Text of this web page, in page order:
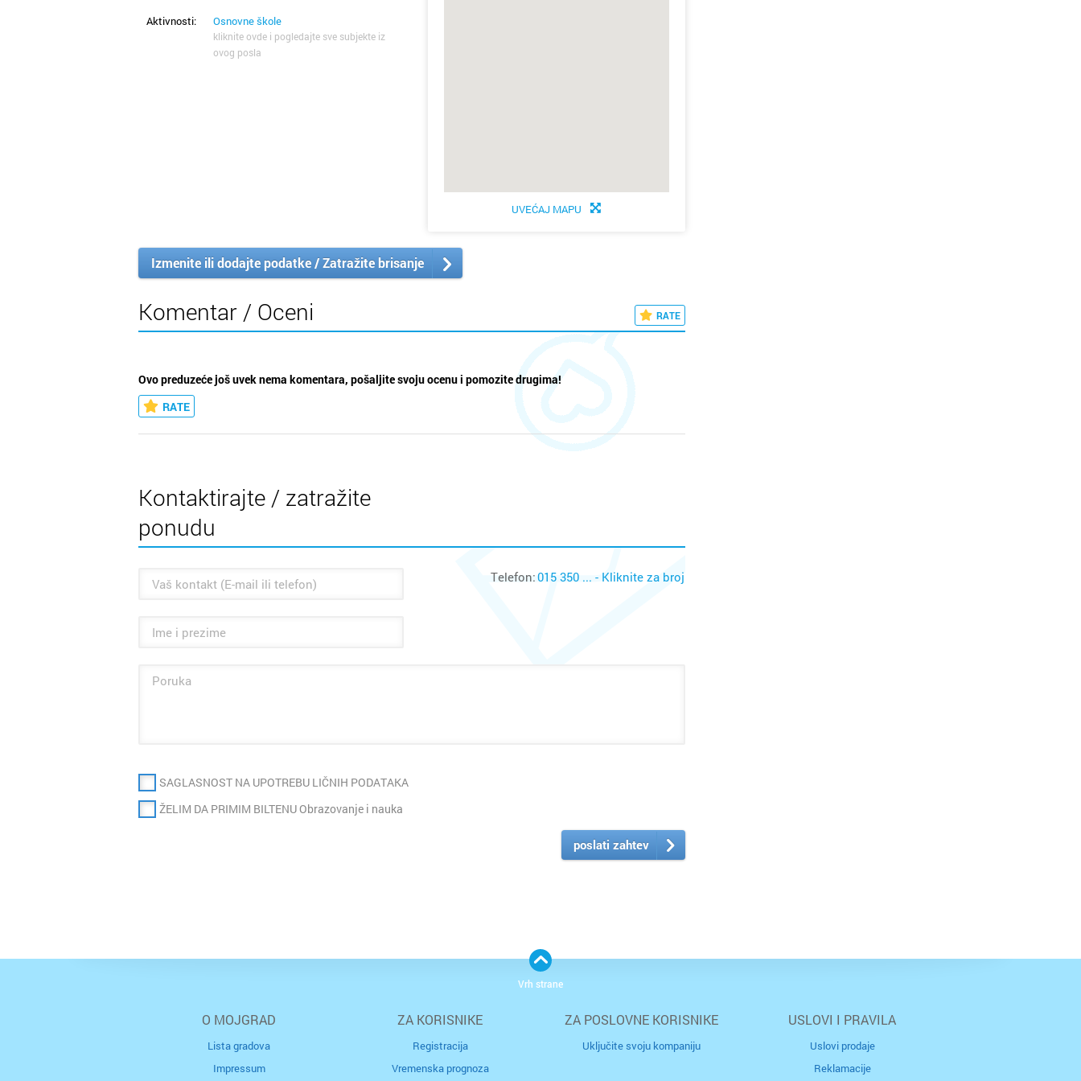
Aktivnosti: Osnovne škole
kliknite ovde i pogledajte sve subjekte iz
ovog posla
UVEĆAJ MAPU
Izmenite ili dodajte podatke / Zatražite brisanje
Komentar / Oceni RATE
Ovo preduzeće još uvek nema komentara, pošaljite svoju ocenu i pomozite drugima!
RATE
Kontaktirajte / zatražite
ponudu
Telefon:015 350 ... - Kliknite za broj
SAGLASNOST NA UPOTREBU LIČNIH PODATAKA
ŽELIM DA PRIMIM BILTENU Obrazovanje i nauka
poslati zahtev
O MOJGRAD
Lista gradova
Impressum
ZA KORISNIKE
Registracija
Vremenska prognoza
ZA POSLOVNE KORISNIKE
Uključite svoju kompaniju
USLOVI I PRAVILA
Uslovi prodaje
Reklamacije
Vrh strane